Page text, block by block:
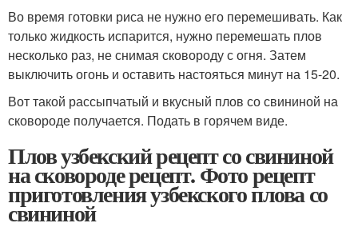
Во время готовки риса не нужно его перемешивать. Как
только жидкость испарится, нужно перемешать плов
несколько раз, не снимая сковороду с огня. Затем
выключить огонь и оставить настояться минут на 15-20.
Вот такой рассыпчатый и вкусный плов со свининой на
сковороде получается. Подать в горячем виде.
Плов узбекский рецепт со свининой
на сковороде рецепт. Фото рецепт
приготовления узбекского плова со
свининой